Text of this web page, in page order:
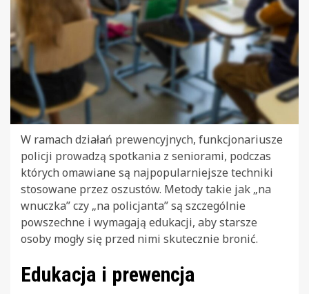
W ramach działań prewencyjnych, funkcjonariusze
policji prowadzą spotkania z seniorami, podczas
których omawiane są najpopularniejsze techniki
stosowane przez oszustów. Metody takie jak „na
wnuczka” czy „na policjanta” są szczególnie
powszechne i wymagają edukacji, aby starsze
osoby mogły się przed nimi skutecznie bronić.
Edukacja i prewencja